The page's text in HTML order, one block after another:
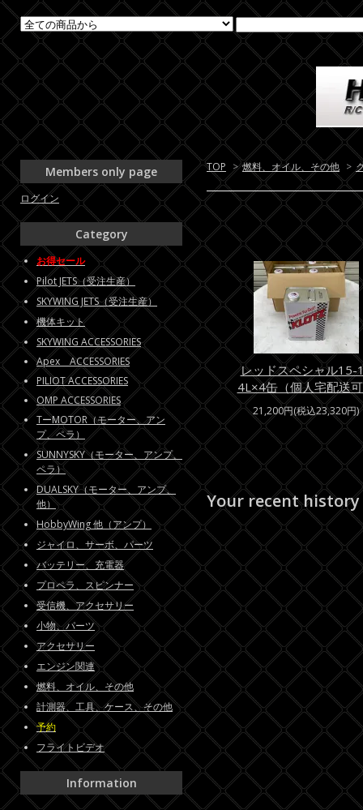
TOP > 燃料、オイル、その他 >
レッドスペシャル15-
4L×4缶（個人宅配送
21,200円(税込23,320円)
Your recent history
Members only page
ログイン
Category
お得セール
Pilot JETS（受注生産）
SKYWING JETS（受注生産）
機体キット
SKYWING ACCESSORIES
Apex ACCESSORIES
PILIOT ACCESSORIES
OMP ACCESSORIES
TーMOTOR（モーター、アン
プ、ペラ）
SUNNYSKY（モーター、アンプ、
ペラ）
DUALSKY（モーター、アンプ、
他）
HobbyWing 他（アンプ）
ジャイロ、サーボ、パーツ
バッテリー、充電器
プロペラ、スピンナー
受信機、アクセサリー
小物、パーツ
アクセサリー
エンジン関連
燃料、オイル、その他
計測器、工具、ケース、その他
予約
フライトビデオ
Information